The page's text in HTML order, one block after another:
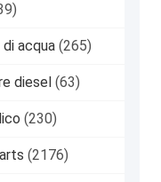
acqua (265)
diesel (63)
(230)
(2176)